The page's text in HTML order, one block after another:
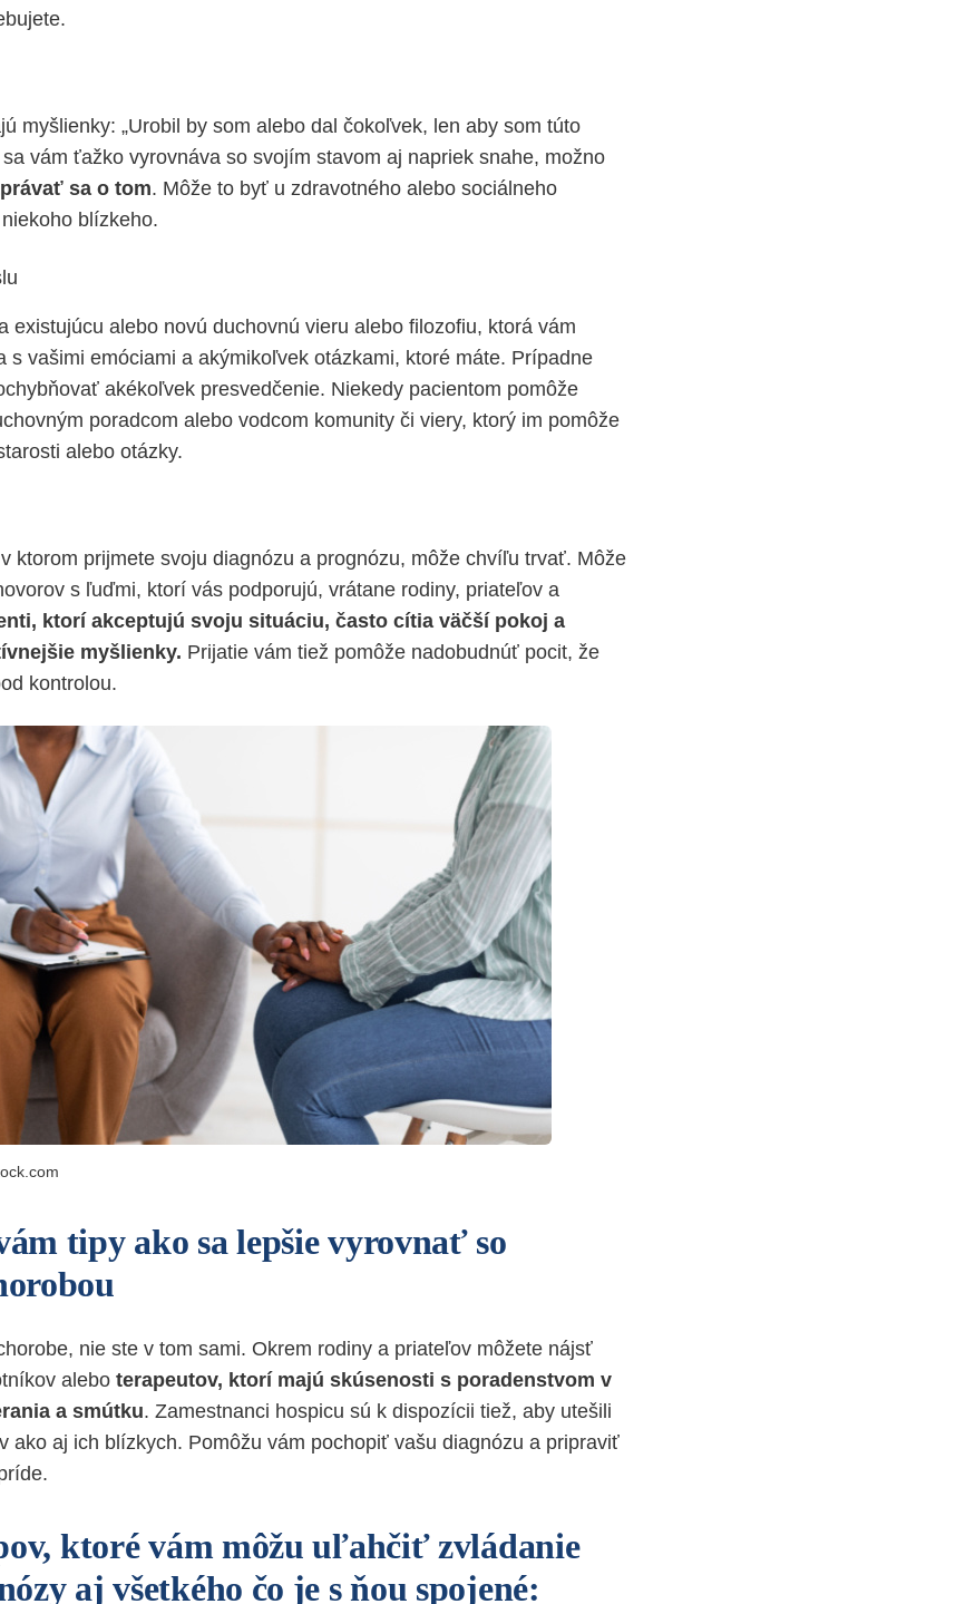
myšlienky: „Urobil by som alebo dal čokoľvek, len aby som túto
sa vám ťažko vyrovnáva so svojím stavom aj napriek snahe, možno
sa o tom. Môže to byť u zdravotného alebo sociálneho
blízkeho.
existujúcu alebo novú duchovnú vieru alebo filozofiu, ktorá vám
s vašimi emóciami a akýmikoľvek otázkami, ktoré máte. Prípadne
akékoľvek presvedčenie. Niekedy pacientom pomôže
poradcom alebo vodcom komunity či viery, ktorý im pomôže
alebo otázky.
ktorom prijmete svoju diagnózu a prognózu, môže chvíľu trvať. Môže
s ľuďmi, ktorí vás podporujú, vrátane rodiny, priateľov a
ktorí akceptujú svoju situáciu, často cítia väčší pokoj a
myšlienky. Prijatie vám tiež pomôže nadobudnúť pocit, že
kontrolou.
tipy ako sa lepšie vyrovnať so
nie ste v tom sami. Okrem rodiny a priateľov môžete nájsť
alebo terapeutov, ktorí majú skúsenosti s poradenstvom v
a smútku. Zamestnanci hospicu sú k dispozícii tiež, aby utešili
ako aj ich blízkych. Pomôžu vám pochopiť vašu diagnózu a pripraviť
ktoré vám môžu uľahčiť zvládanie
aj všetkého čo je s ňou spojené: